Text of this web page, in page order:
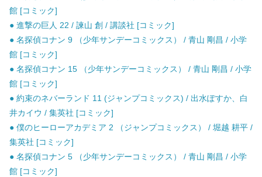
館 [コミック]
● 進撃の巨人 22 / 諫山 創 / 講談社 [コミック]
● 名探偵コナン 9 （少年サンデーコミックス） / 青山 剛昌 / 小学
館 [コミック]
● 名探偵コナン 15 （少年サンデーコミックス） / 青山 剛昌 / 小学
館 [コミック]
● 約束のネバーランド 11 (ジャンプコミックス) / 出水ぽすか、白
井カイウ / 集英社 [コミック]
● 僕のヒーローアカデミア 2 （ジャンプコミックス） / 堀越 耕平 /
集英社 [コミック]
● 名探偵コナン 5 （少年サンデーコミックス） / 青山 剛昌 / 小学
館 [コミック]